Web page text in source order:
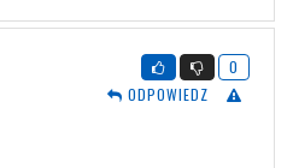
0
ODPOWIEDZ